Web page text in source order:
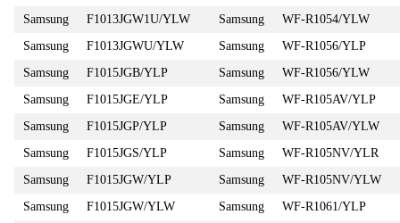
Samsung
F1013JGW1U/YLW Samsung
WF-R1054/YLW
Samsung
F1013JGWU/YLW Samsung
WF-R1056/YLP
Samsung
F1015JGB/YLP Samsung
WF-R1056/YLW
Samsung
F1015JGE/YLP Samsung
WF-R105AV/YLP
Samsung
F1015JGP/YLP Samsung
WF-R105AV/YLW
Samsung
F1015JGS/YLP Samsung
WF-R105NV/YLR
Samsung
F1015JGW/YLP Samsung
WF-R105NV/YLW
Samsung
F1015JGW/YLW Samsung
WF-R1061/YLP